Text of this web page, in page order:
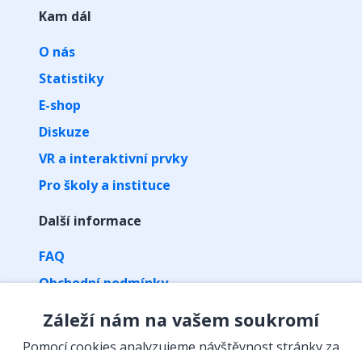
Kam dál
O nás
Statistiky
E-shop
Diskuze
VR a interaktivní prvky
Pro školy a instituce
Další informace
FAQ
Obchodní podmínky
Zpracování osobních údajů
Záleží nám na vašem soukromí